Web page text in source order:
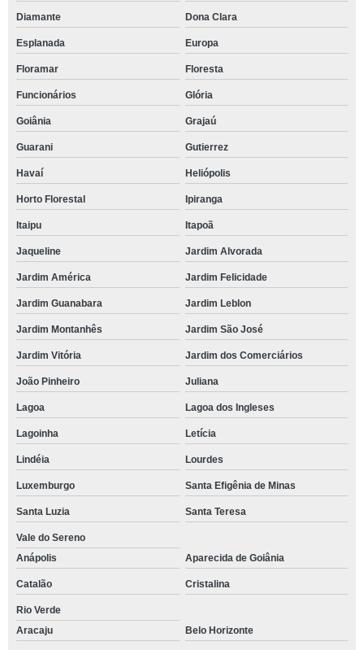
Diamante Dona Clara
Esplanada Europa
Floramar Floresta
Funcionários Glória
Goiânia Grajaú
Guarani Gutierrez
Havaí Heliópolis
Horto Florestal Ipiranga
Itaipu Itapoã
Jaqueline Jardim Alvorada
Jardim América Jardim Felicidade
Jardim Guanabara Jardim Leblon
Jardim Montanhês Jardim São José
Jardim Vitória Jardim dos Comerciários
João Pinheiro Juliana
Lagoa Lagoa dos Ingleses
Lagoinha Letícia
Lindéia Lourdes
Luxemburgo Santa Efigênia de Minas
Santa Luzia Santa Teresa
Vale do Sereno
Anápolis
Aparecida de Goiânia
Catalão Cristalina
Rio Verde
Aracaju
Belo Horizonte